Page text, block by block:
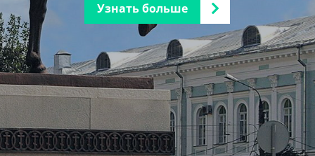
Узнать больше